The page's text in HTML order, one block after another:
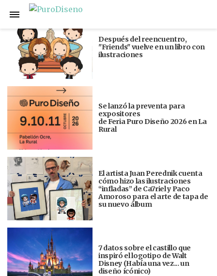
Anterior
Después del reencuentro,
"Friends" vuelve en un libro con
ilustraciones
Se lanzó la preventa para
expositores
de Feria Puro Diseño 2026 en La
Rural
El artista Juan Perednik cuenta
cómo hizo las ilustraciones
“infladas” de Ca7riel y Paco
Amoroso para el arte de tapa de
su nuevo álbum
7 datos sobre el castillo que
inspiró el logotipo de Walt
Disney (Había una vez... un
diseño ícónico)
Siguiente